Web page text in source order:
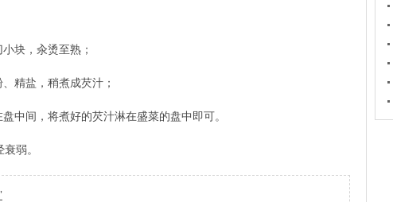
块，汆烫至熟；
精盐，稍煮成芡汁；
中间，将煮好的芡汁淋在盛菜的盘中即可。
弱。